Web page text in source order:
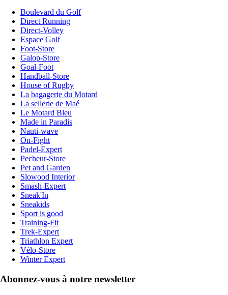
Boulevard du Golf
Direct Running
Direct-Volley
Espace Golf
Foot-Store
Galop-Store
Goal-Foot
Handball-Store
House of Rugby
La bagagerie du Motard
La sellerie de Maé
Le Motard Bleu
Made in Paradis
Nauti-wave
On-Fight
Padel-Expert
Pecheur-Store
Pet and Garden
Slowood Interior
Smash-Expert
Sneak'In
Sneakids
Sport is good
Training-Fit
Trek-Expert
Triathlon Expert
Vélo-Store
Winter Expert
Abonnez-vous à notre newsletter